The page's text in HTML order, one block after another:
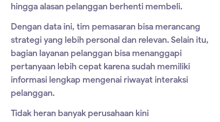
hingga alasan pelanggan berhenti membeli.
Dengan data ini, tim pemasaran bisa merancang
strategi yang lebih personal dan relevan. Selain itu,
bagian layanan pelanggan bisa menanggapi
pertanyaan lebih cepat karena sudah memiliki
informasi lengkap mengenai riwayat interaksi
pelanggan.
Tidak heran banyak perusahaan kini